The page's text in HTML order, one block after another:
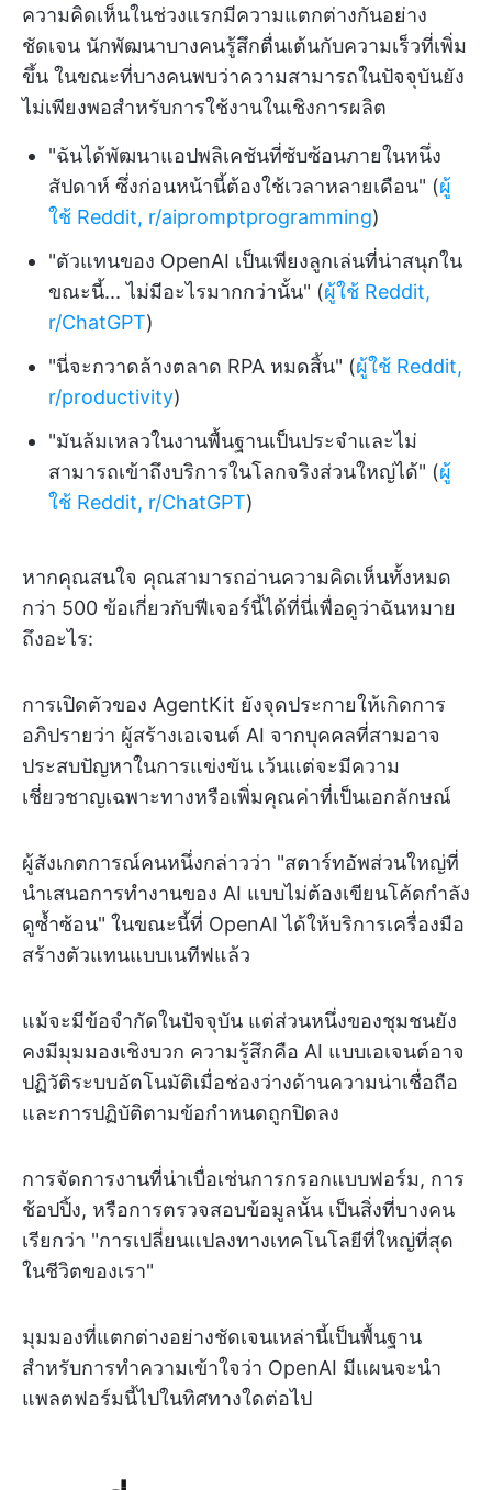
ความคิดเห็นในช่วงแรกมีความแตกต่างกันอย่าง
ชัดเจน นักพัฒนาบางคนรู้สึกตื่นเต้นกับความเร็วที่เพิ่ม
ขึ้น ในขณะที่บางคนพบว่าความสามารถในปัจจุบันยัง
ไม่เพียงพอสำหรับการใช้งานในเชิงการผลิต
"ฉันได้พัฒนาแอปพลิเคชันที่ซับซ้อนภายในหนึ่ง
สัปดาห์ ซึ่งก่อนหน้านี้ต้องใช้เวลาหลายเดือน" (ผู้
ใช้ Reddit, r/aipromptprogramming)
"ตัวแทนของ OpenAI เป็นเพียงลูกเล่นที่น่าสนุกใน
ขณะนี้... ไม่มีอะไรมากกว่านั้น" (ผู้ใช้ Reddit,
r/ChatGPT)
"นี่จะกวาดล้างตลาด RPA หมดสิ้น" (ผู้ใช้ Reddit,
r/productivity)
"มันล้มเหลวในงานพื้นฐานเป็นประจำและไม่
สามารถเข้าถึงบริการในโลกจริงส่วนใหญ่ได้" (ผู้
ใช้ Reddit, r/ChatGPT)
หากคุณสนใจ คุณสามารถอ่านความคิดเห็นทั้งหมด
กว่า 500 ข้อเกี่ยวกับฟีเจอร์นี้ได้ที่นี่เพื่อดูว่าฉันหมาย
ถึงอะไร:
การเปิดตัวของ AgentKit ยังจุดประกายให้เกิดการ
อภิปรายว่า ผู้สร้างเอเจนต์ AI จากบุคคลที่สามอาจ
ประสบปัญหาในการแข่งขัน เว้นแต่จะมีความ
เชี่ยวชาญเฉพาะทางหรือเพิ่มคุณค่าที่เป็นเอกลักษณ์
ผู้สังเกตการณ์คนหนึ่งกล่าวว่า "สตาร์ทอัพส่วนใหญ่ที่
นำเสนอการทำงานของ AI แบบไม่ต้องเขียนโค้ดกำลัง
ดูซ้ำซ้อน" ในขณะนี้ที่ OpenAI ได้ให้บริการเครื่องมือ
สร้างตัวแทนแบบเนทีฟแล้ว
แม้จะมีข้อจำกัดในปัจจุบัน แต่ส่วนหนึ่งของชุมชนยัง
คงมีมุมมองเชิงบวก ความรู้สึกคือ AI แบบเอเจนต์อาจ
ปฏิวัติระบบอัตโนมัติเมื่อช่องว่างด้านความน่าเชื่อถือ
และการปฏิบัติตามข้อกำหนดถูกปิดลง
การจัดการงานที่น่าเบื่อเช่นการกรอกแบบฟอร์ม, การ
ช้อปปิ้ง, หรือการตรวจสอบข้อมูลนั้น เป็นสิ่งที่บางคน
เรียกว่า "การเปลี่ยนแปลงทางเทคโนโลยีที่ใหญ่ที่สุด
ในชีวิตของเรา"
มุมมองที่แตกต่างอย่างชัดเจนเหล่านี้เป็นพื้นฐาน
สำหรับการทำความเข้าใจว่า OpenAI มีแผนจะนำ
แพลตฟอร์มนี้ไปในทิศทางใดต่อไป